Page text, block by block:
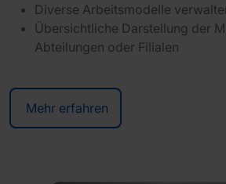
Diverse Arbeitsmodelle
Übersichtliche Darstellung der
Abteilungen oder Filialen
Mehr erfahren